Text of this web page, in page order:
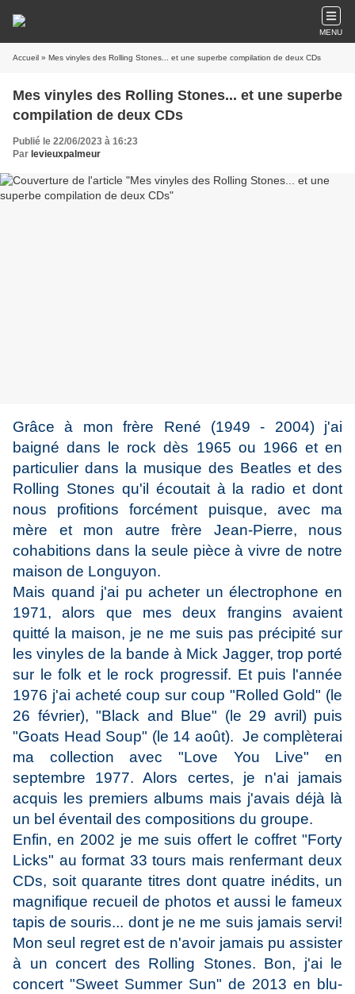
MENU
Accueil » Mes vinyles des Rolling Stones... et une superbe compilation de deux CDs
Mes vinyles des Rolling Stones... et une superbe
compilation de deux CDs
Publié le 22/06/2023 à 16:23
Par levieuxpalmeur
Grâce à mon frère René (1949 - 2004) j'ai
baigné dans le rock dès 1965 ou 1966 et en
particulier dans la musique des Beatles et des
Rolling Stones qu'il écoutait à la radio et dont
nous profitions forcément puisque, avec ma
mère et mon autre frère Jean-Pierre, nous
cohabitions dans la seule pièce à vivre de notre
maison de Longuyon.
Mais quand j'ai pu acheter un électrophone en
1971, alors que mes deux frangins avaient
quitté la maison, je ne me suis pas précipité sur
les vinyles de la bande à Mick Jagger, trop porté
sur le folk et le rock progressif. Et puis l'année
1976 j'ai acheté coup sur coup "Rolled Gold" (le
26 février), "Black and Blue" (le 29 avril) puis
"Goats Head Soup" (le 14 août). Je complèterai
ma collection avec "Love You Live" en
septembre 1977. Alors certes, je n'ai jamais
acquis les premiers albums mais j'avais déjà là
un bel éventail des compositions du groupe.
Enfin, en 2002 je me suis offert le coffret "Forty
Licks" au format 33 tours mais renfermant deux
CDs, soit quarante titres dont quatre inédits, un
magnifique recueil de photos et aussi le fameux
tapis de souris... dont je ne me suis jamais servi!
Mon seul regret est de n'avoir jamais pu assister
à un concert des Rolling Stones. Bon, j'ai le
concert "Sweet Summer Sun" de 2013 en blu-